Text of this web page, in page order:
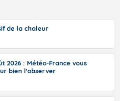
de la chaleur
2026 : Météo-France vous
bien l'observer